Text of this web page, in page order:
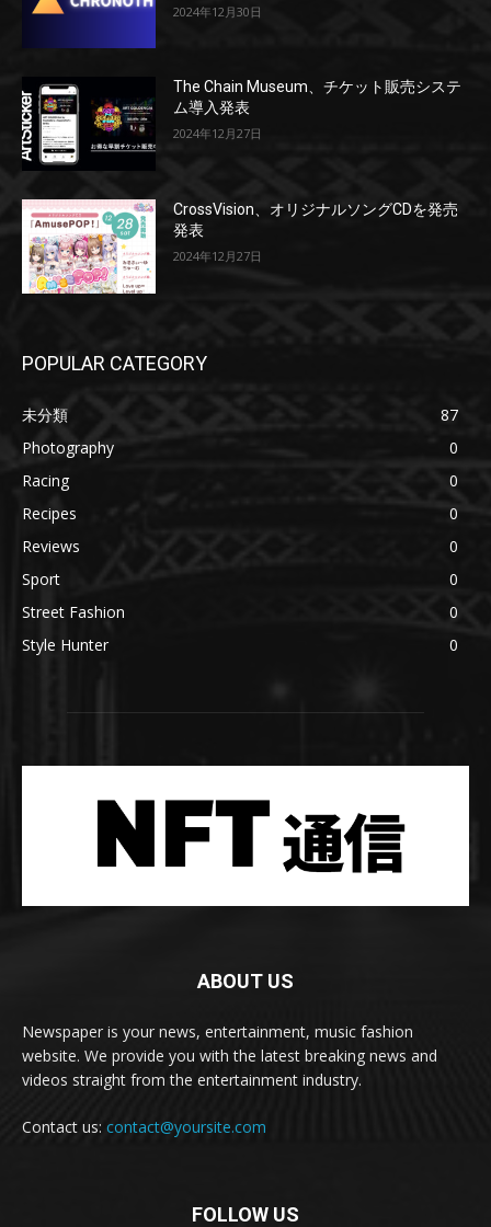
2024年12月30日
The Chain Museum、チケット販売システ
ム導入発表
2024年12月27日
CrossVision、オリジナルソングCDを発売
発表
2024年12月27日
POPULAR CATEGORY
未分類
87
Photography
0
Racing
0
Recipes
0
Reviews
0
Sport
0
Street Fashion
0
Style Hunter
0
ABOUT US
Newspaper is your news, entertainment, music fashion
website. We provide you with the latest breaking news and
videos straight from the entertainment industry.
Contact us: contact@yoursite.com
FOLLOW US